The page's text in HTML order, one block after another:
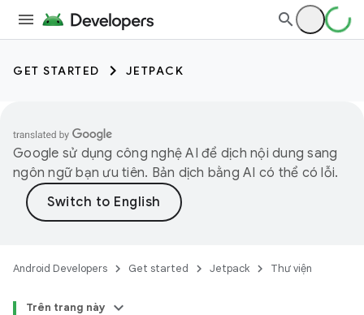
GET STARTED JETPACK
Google sử dụng công nghệ AI để dịch nội dung sang
ngôn ngữ bạn ưu tiên. Bản dịch bằng AI có thể có lỗi.
Android Developers Get started Jetpack Thư viện
Trên trang này